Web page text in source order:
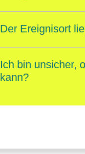
Der Ereignisort
Ich bin unsicher,
kann?